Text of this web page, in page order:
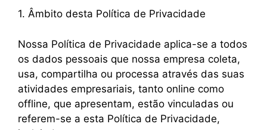
1. Âmbito desta Política de Privacidade
Nossa Política de Privacidade aplica-se a todos
os dados pessoais que nossa empresa coleta,
usa, compartilha ou processa através das suas
atividades empresariais, tanto online como
offline, que apresentam, estão vinculadas ou
referem-se a esta Política de Privacidade,